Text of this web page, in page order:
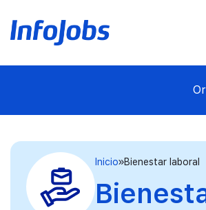
Inicio Bienestar laboral